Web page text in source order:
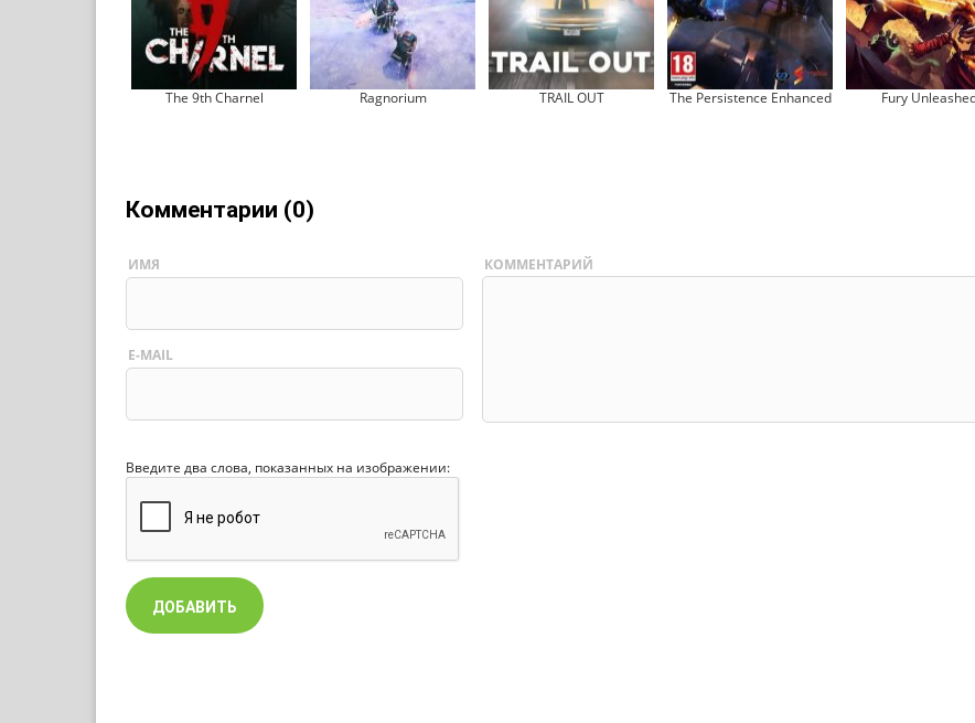
The 9th Charnel Ragnorium TRAIL OUT The Persistence Enhanced Fury
Комментарии (0)
ИМЯ
E-MAIL
КОММЕНТАРИЙ
Введите два слова, показанных на изображении: